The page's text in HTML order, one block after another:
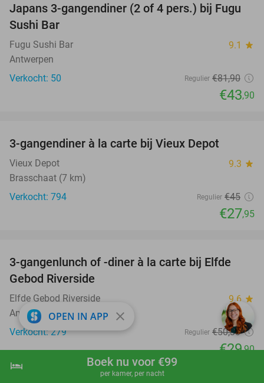
shopping_cart Boek nu
hotel Boek nu voor €99
per kamer, per nacht
46%
Japans 3-gangendiner (2 of 4 pers.) bij Fugu
Sushi Bar
Fugu Sushi Bar 9.1 star
Antwerpen
Verkocht: 50
Regulier €81,90
€43,90
3-gangendiner à la carte bij Vieux Depot
Vieux Depot 9.3 star
Brasschaat (7 km)
Verkocht: 794
Regulier €45
€27,95
41%
3-gangenlunch of -diner à la carte bij Elfde
Gebod Riverside
Elfde Gebod Riverside 9.6 star
Antwerpen
Verkocht: 279
Regulier €50,30
€29,90
OPEN IN APP close